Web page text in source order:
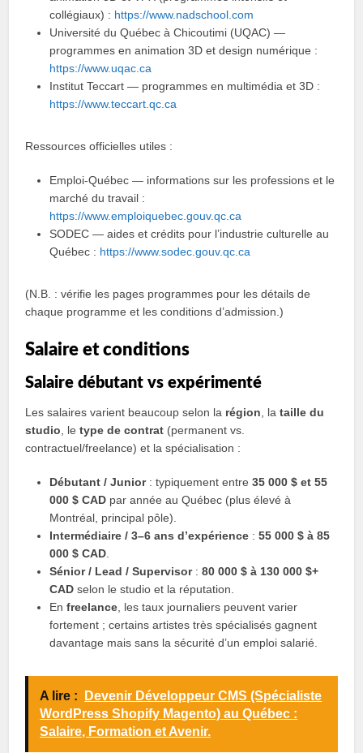
collégiaux) : https://www.nadschool.com
Université du Québec à Chicoutimi (UQAC) —
programmes en animation 3D et design numérique :
https://www.uqac.ca
Institut Teccart — programmes en multimédia et 3D :
https://www.teccart.qc.ca
Ressources officielles utiles :
Emploi-Québec — informations sur les professions et le
marché du travail :
https://www.emploiquebec.gouv.qc.ca
SODEC — aides et crédits pour l’industrie culturelle au
Québec : https://www.sodec.gouv.qc.ca
(N.B. : vérifie les pages programmes pour les détails de
chaque programme et les conditions d’admission.)
Salaire et conditions
Salaire débutant vs expérimenté
Les salaires varient beaucoup selon la région , lataille du
studio , letype de contrat (permanent vs.
contractuel/freelance) et la spécialisation :
Débutant / Junior: typiquement entre35 000 $ et 55
000 $ CAD par année au Québec (plus élevé à
Montréal, principal pôle).
Intermédiaire / 3–6 ans d’expérience :55 000 $ à 85
000 $ CAD
Sénior / Lead / Supervisor:80 000 $ à 130 000 $+
CAD selon le studio et la réputation.
Enfreelance , les taux journaliers peuvent varier
fortement ; certains artistes très spécialisés gagnent
davantage mais sans la sécurité d’un emploi salarié.
A lire :
Devenir Développeur CMS (Spécialiste
WordPress Shopify Magento) au Québec :
Salaire, Formation et Avenir.